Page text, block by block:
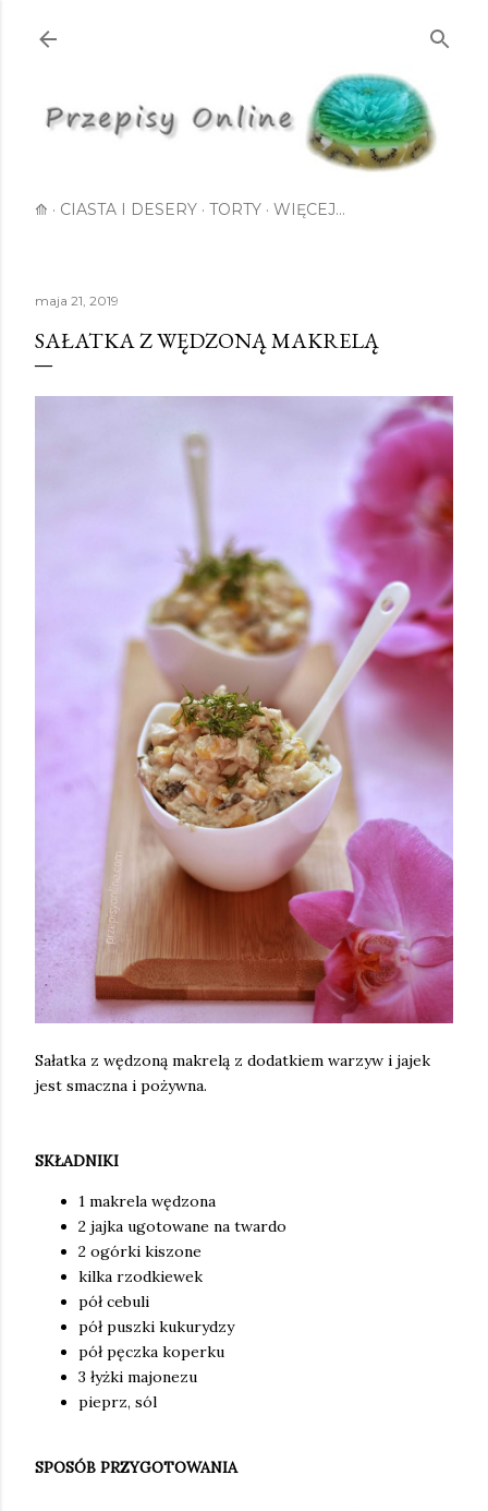
⟰ CIASTA I DESERY TORTY WIĘCEJ…
maja 21, 2019
SAŁATKA Z WĘDZONĄ MAKRELĄ
Sałatka z wędzoną makrelą z dodatkiem warzyw i jajek
jest smaczna i pożywna.
SKŁADNIKI
1 makrela wędzona
2 jajka ugotowane na twardo
2 ogórki kiszone
kilka rzodkiewek
pół cebuli
pół puszki kukurydzy
pół pęczka koperku
3 łyżki majonezu
pieprz, sól
SPOSÓB PRZYGOTOWANIA